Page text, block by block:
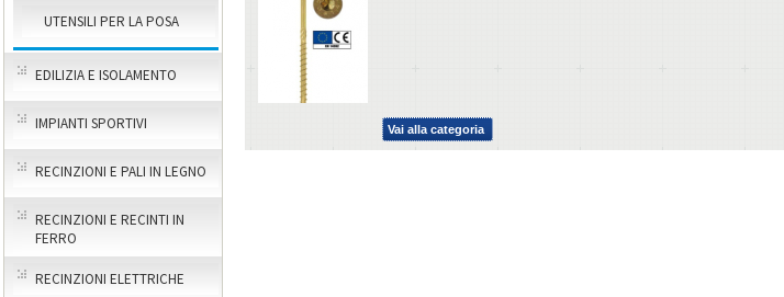
UTENSILI PER LA POSA
EDILIZIA E ISOLAMENTO
IMPIANTI SPORTIVI
RECINZIONI E PALI IN LEGNO
RECINZIONI E RECINTI IN
FERRO
RECINZIONI ELETTRICHE
Vai alla categoria